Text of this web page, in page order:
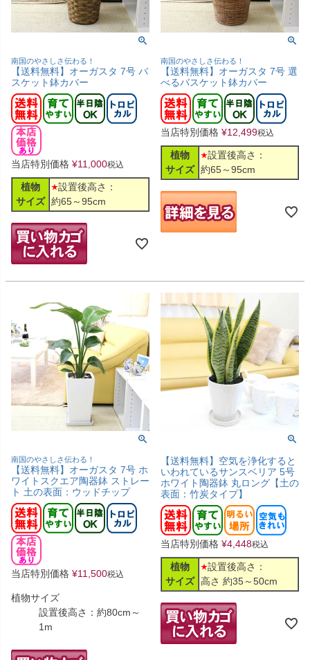
南国のやさしさ伝わる！
【送料無料】オーガスタ 7号 バ
スケット鉢カバー
当店特別価格 ¥11,000税込
植物
サイズ
設置後高さ：
約65～95cm
南国のやさしさ伝わる！
【送料無料】オーガスタ 7号 選
べるバスケット鉢カバー
当店特別価格 ¥12,499税込
植物
サイズ
設置後高さ：
約65～95cm
南国のやさしさ伝わる！
【送料無料】オーガスタ 7号 ホ
ワイトスクエア陶器鉢 ストレー
ト 土の表面：ウッドチップ
当店特別価格 ¥11,500税込
植物サイズ
設置後高さ：約80cm～
1m
【送料無料】空気を浄化すると
いわれているサンスベリア 5号
ホワイト陶器鉢 丸ロング【土の
表面：竹炭タイプ】
当店特別価格 ¥4,448税込
植物
サイズ
設置後高さ：
高さ 約35～50cm